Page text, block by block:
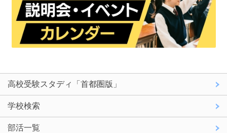
高校受験スタディ「首都圏版」
学校検索
部活一覧